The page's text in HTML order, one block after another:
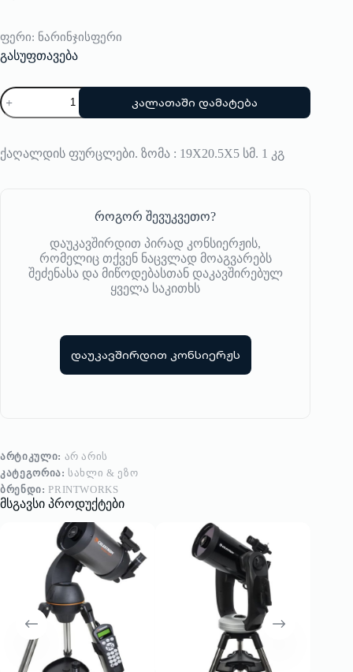
ფერი: ნარინჯისფერი
გასუფთავება
რაოდენობა:
ფოტო
ალბომი
კალათაში დამატება
ქაღალდის ფურცლები. ზომა : 19X20.5X5 სმ. 1 კგ
როგორ შევუკვეთო?
დაუკავშირდით პირად კონსიერჟის,
რომელიც თქვენ ნაცვლად მოაგვარებს
შეძენასა და მიწოდებასთან დაკავშირებულ
ყველა საკითხს
დაუკავშირდით კონსიერჟს
ᲐᲠᲢᲘᲙᲣᲚᲘ: ᲐᲠ ᲐᲠᲘᲡ
ᲙᲐᲢᲔᲒᲝᲠᲘᲐ: ᲡᲐᲮᲚᲘ & ᲔᲖᲝ
ᲑᲠᲔᲜᲓᲘ: PRINTWORKS
მსგავსი პროდუქტები